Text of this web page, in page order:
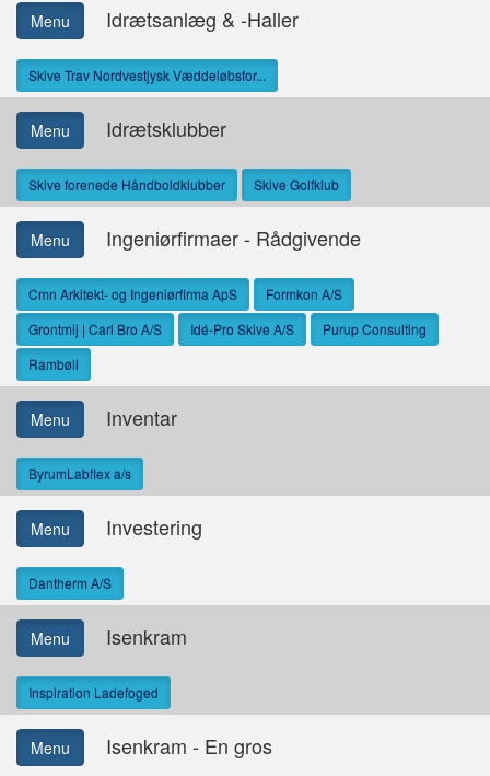
Menu Idrætsanlæg & -Haller
Skive Trav Nordvestjysk Væddeløbsfor...
Menu Idrætsklubber
Skive forenede Håndboldklubber Skive Golfklub
Menu Ingeniørfirmaer - Rådgivende
Cmn Arkitekt- og Ingeniørfirma ApS
Formkon A/S
Grontmij | Carl Bro A/S
Idé-Pro Skive A/S
Purup Consulting
Rambøll
Menu Inventar
ByrumLabflex a/s
Menu Investering
Dantherm A/S
Menu Isenkram
Inspiration Ladefoged
Menu Isenkram - En gros